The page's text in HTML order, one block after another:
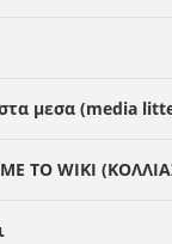
μεσα (media
ΤΟ WIKI